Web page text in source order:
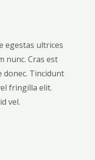
egestas ultrices
nunc. Cras est
donec. Tincidunt
fringilla elit.
vel.